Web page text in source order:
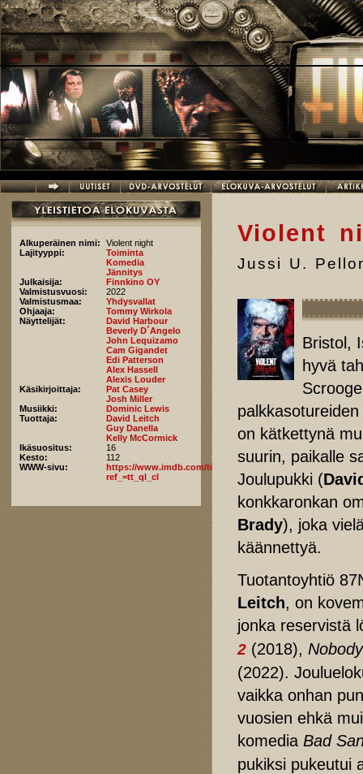
Hyppää pääsisältöön
Alkuperäinen nimi:
Violent night
Lajityyppi:
Toiminta
Komedia
Jännitys
Julkaisija:
Finnkino OY
Valmistusvuosi:
2022
Valmistusmaa:
Yhdysvallat
Ohjaaja:
Tommy Wirkola
Näyttelijät:
David Harbour
Beverly D´Angelo
John Lequizamo
Cam Gigandet
Edi Patterson
Alex Hassell
Alexis Louder
Käsikirjoittaja:
Pat Casey
Josh Miller
Musiikki:
Dominic Lewis
Tuottaja:
David Leitch
Guy Danella
Kelly McCormick
Ikäsuositus:
16
Kesto:
112
WWW-sivu:
https://www.imdb.com/title/tt12003946/fullcredits/?
ref_=tt_ql_cl
Violent
Jussi U.
Bristol,
hyvä
on kätkettynä
suurin, paikalle
Joulupukki (
konkkaronkan
Brady), joka
käännettyä.
Tuotantoyhtiö
Leitch, on
jonka reservistä
2 (2018), Nobody
(2022).
vaikka onhan
vuosien ehkä
komedia Bad
pukiksi pukeutui